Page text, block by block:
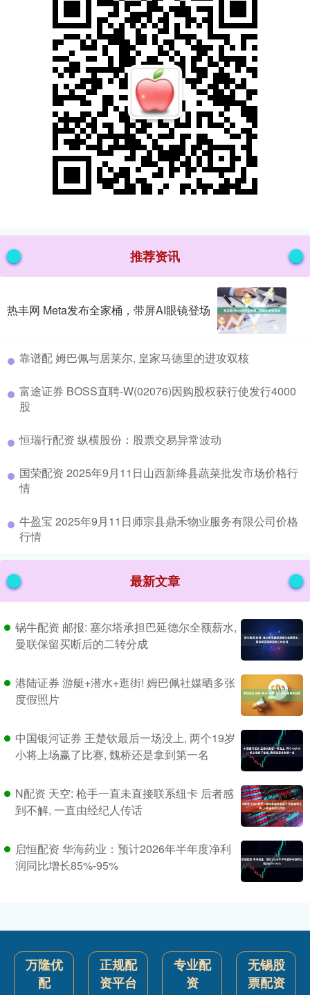
推荐资讯
热丰网 Meta发布全家桶，带屏AI眼镜登场
​靠谱配 姆巴佩与居莱尔, 皇家马德里的进攻双核
​富途证券 BOSS直聘-W(02076)因购股权获行使发行4000
股
​恒瑞行配资 纵横股份：股票交易异常波动
​国荣配资 2025年9月11日山西新绛县蔬菜批发市场价格行
情
​牛盈宝 2025年9月11日师宗县鼎禾物业服务有限公司价格
行情
最新文章
锅牛配资 邮报: 塞尔塔承担巴延德尔全额薪水,
曼联保留买断后的二转分成
港陆证券 游艇+潜水+逛街! 姆巴佩社媒晒多张
度假照片
中国银河证券 王楚钦最后一场没上, 两个19岁
小将上场赢了比赛, 魏桥还是拿到第一名
N配资 天空: 枪手一直未直接联系纽卡 后者感
到不解, 一直由经纪人传话
启恒配资 华海药业：预计2026年半年度净利
润同比增长85%-95%
万隆优
配
正规配
资平台
专业配
资
无锡股
票配资